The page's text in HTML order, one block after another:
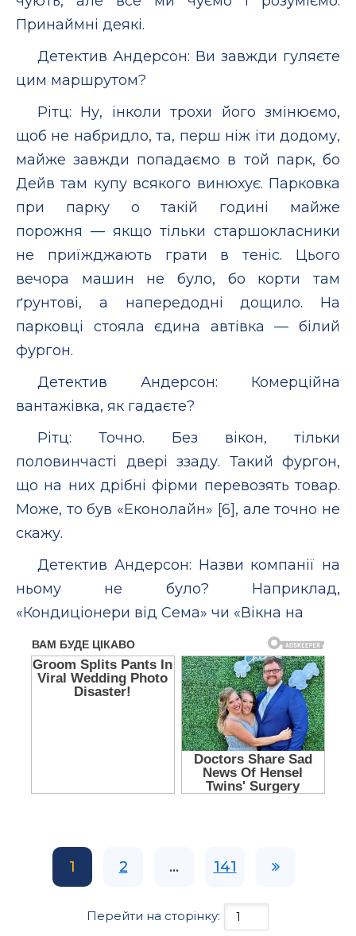
Принаймні деякі.
Детектив Андерсон: Ви завжди гуляєте
цим маршрутом?
Рітц: Ну, інколи трохи його змінюємо,
щоб не набридло, та, перш ніж іти додому,
майже завжди попадаємо в той парк, бо
Дейв там купу всякого винюхує. Парковка
при парку о такій годині майже
порожня — якщо тільки старшокласники
не приїжджають грати в теніс. Цього
вечора машин не було, бо корти там
ґрунтові, а напередодні дощило. На
парковці стояла єдина автівка — білий
фургон.
Детектив Андерсон: Комерційна
вантажівка, як гадаєте?
Рітц: Точно. Без вікон, тільки
половинчасті двері ззаду. Такий фургон,
що на них дрібні фірми перевозять товар.
Може, то був «Еконолайн» [6], але точно не
скажу.
Детектив Андерсон: Назви компанії на
ньому не було? Наприклад,
«Кондиціонери від Сема» чи «Вікна на
1 2 ... 141
Перейти на сторінку: